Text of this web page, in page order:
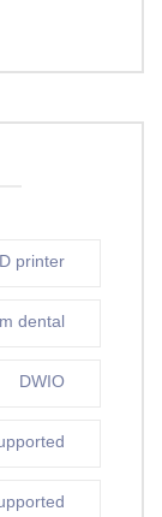
printer
dental
DWIO